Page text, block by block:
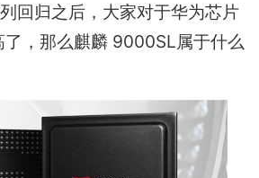
回归之后，大家对于华为芯片
了，那么麒麟 9000SL属于什么